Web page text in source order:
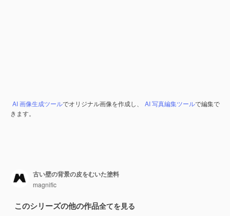
AI 画像生成ツールでオリジナル画像を作成し、 AI 写真編集ツールで編集で
きます。
古い壁の背景の皮をむいた塗料
magnific
このシリーズの他の作品全てを見る